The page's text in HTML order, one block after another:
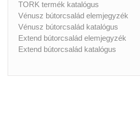
TORK termék katalógus
Vénusz bútorcsalád elemjegyzék
Vénusz bútorcsalád katalógus
Extend bútorcsalád elemjegyzék
Extend bútorcsalád katalógus